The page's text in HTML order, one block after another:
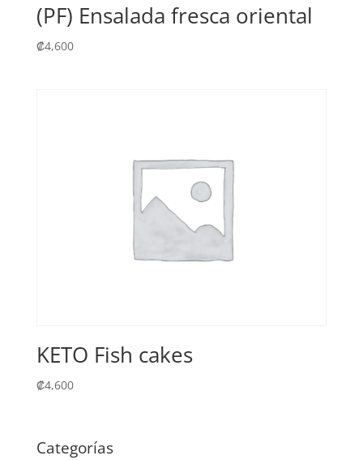
(PF) Ensalada fresca oriental
₡4,600
KETO Fish cakes
₡4,600
Categorías